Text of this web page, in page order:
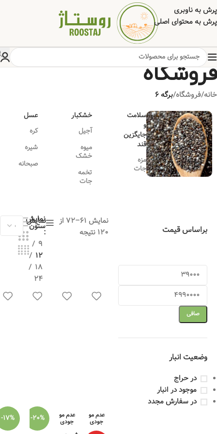
پرش به ناوبری
پرش به محتوای اصلی
فروشگاه
خانه/فروشگاه/برگه 6
سلامت
و
جایگزین
قند
مزه
جات
خشکبار
آجیل
میوه
خشک
تخمه
جات
عسل
کره
شیره
صبحانه
براساس قیمت
صافی
وضعیت انبار
در حراج
موجود در انبار
در سفارش مجدد
نمایش 61–72 از
120 نتیجه
نمایش
ستون
نمایش
9
12
18
24
عدم مو
جودی
عدم مو
جودی -20%
-17%